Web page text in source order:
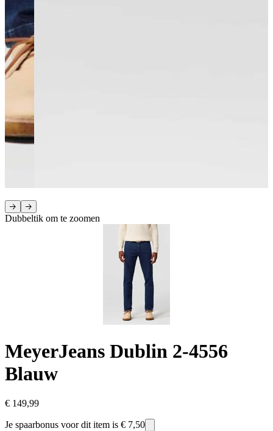
Dubbeltik om te zoomen
MeyerJeans Dublin 2-4556
Blauw
€ 149,99
Je spaarbonus voor dit item is € 7,50